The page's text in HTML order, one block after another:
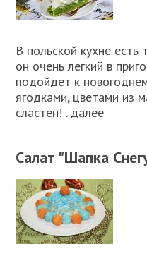
В польской кухне есть
он очень легкий в
подойдет к
ягодками, цветами из
сластен! . далее
Салат "Шапка